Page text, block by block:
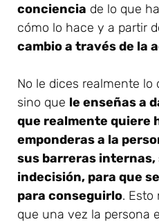
conciencia de lo que
cómo lo hace y a partir
cambio a través de la
No le dices realmente lo
sino que le enseñas a
que realmente quiere
emponderas a la
sus barreras internas,
indecisión, para que
para conseguirlo. Esto
que una vez la persona